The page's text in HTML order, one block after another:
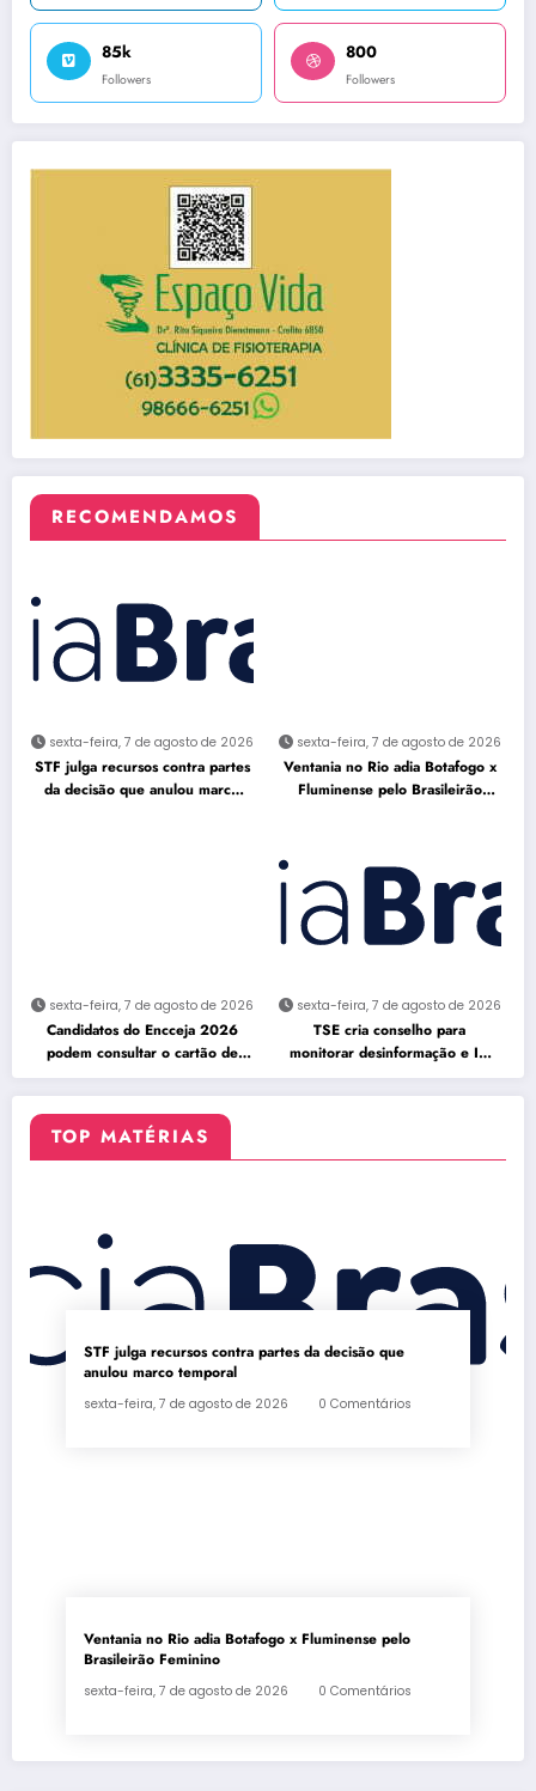
85k
Followers
800
Followers
RECOMENDAMOS
sexta-feira, 7 de agosto de 2026
STF julga recursos contra partes
da decisão que anulou marco
sexta-feira, 7 de agosto de 2026
Ventania no Rio adia Botafogo x
Fluminense pelo Brasileirão
sexta-feira, 7 de agosto de 2026
Candidatos do Encceja 2026
podem consultar o cartão de
inscrição
sexta-feira, 7 de agosto de 2026
TSE cria conselho para
monitorar desinformação e IA
nas eleições
TOP MATÉRIAS
STF julga recursos contra partes da decisão que
anulou marco temporal
sexta-feira, 7 de agosto de 2026 0 Comentários
Ventania no Rio adia Botafogo x Fluminense pelo
Brasileirão Feminino
sexta-feira, 7 de agosto de 2026 0 Comentários